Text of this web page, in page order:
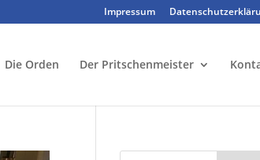
Impressum
Die Orden Der Pritschenmeister